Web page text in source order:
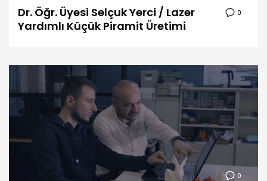
0
Dr. Öğr. Üyesi Selçuk Yerci / Lazer
Yardımlı Küçük Piramit Üretimi
0